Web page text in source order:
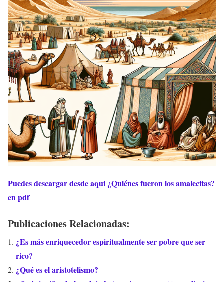
Puedes descargar desde aqui ¿Quiénes fueron los amalecitas?
en pdf
Publicaciones Relacionadas:
¿Es más enriquecedor espiritualmente ser pobre que ser
rico?
¿Qué es el aristotelismo?